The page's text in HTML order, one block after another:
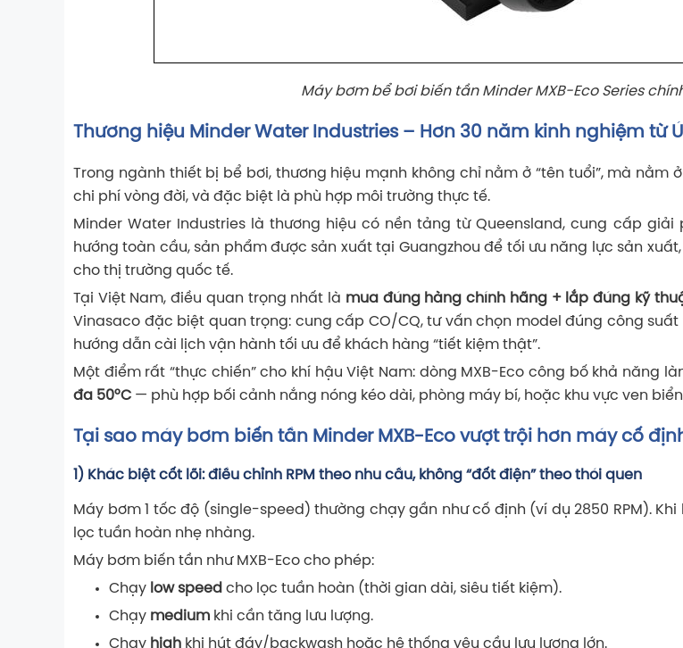
Máy bơm bể bơi biến tần Minder MXB-Eco Series
Thương hiệu Minder Water Industries– Hơn 30 năm kinh nghiệm từ
Trong ngành thiết bị bể bơi, thương hiệu mạnh không chỉ nằm ở “tên tuổi”, mà nằm ở
chi phí vòng đời, và đặc biệt là phù hợp môi trường thực tế.
Minder Water Industries là thương hiệu có nền tảng từQueensland, cung cấp giải
hướng toàn cầu, sản phẩm được sản xuất tại Guangzhou để tối ưu năng lực sản
cho thị trường quốc tế.
Tại Việt Nam, điều quan trọng nhất là mua đúng hàng chính hãng + lắp đúng kỹ
Vinasaco đặc biệt quan trọng: cung cấp CO/CQ, tư vấn chọn model đúng công
hướng dẫn cài lịch vận hành tối ưu để khách hàng “tiết kiệm thật”.
Một điểm rất “thực chiến” cho khí hậu Việt Nam: dòng MXB-Eco công bố khả năng
đa 50°C — phù hợp bối cảnh nắng nóng kéo dài, phòng máy bí, hoặc khu vực ven
Tại sao máy bơm biến tần Minder MXB-Eco vượt trội hơn máy cố
1) Khác biệt cốt lõi: điều chỉnh RPM theo nhu cầu, không “đốt điện” theo thói quen
Máy bơm 1 tốc độ (single-speed) thường chạy gần như cố định (ví dụ 2850 RPM).
lọc tuần hoàn nhẹ nhàng.
Máy bơm biến tần như MXB-Eco cho phép:
Chạy low speed cho lọc tuần hoàn (thời gian dài, siêu tiết kiệm).
Chạy medium khi cần tăng lưu lượng.
Chạy high khi hút đáy/backwash hoặc hệ thống yêu cầu lưu lượng lớn.